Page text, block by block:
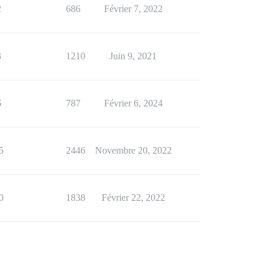
686 Février 7, 2022
1210 Juin 9, 2021
787 Février 6, 2024
2446 Novembre 20, 2022
1838 Février 22, 2022